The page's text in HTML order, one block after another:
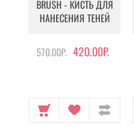
BRUSH - КИСТЬ ДЛЯ
НАНЕСЕНИЯ ТЕНЕЙ
570.00Р. 420.00Р.